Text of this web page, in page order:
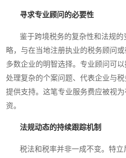
寻求专业顾问的必要性
鉴于跨境税务的复杂性和法规的
略，与在当地注册执业的税务顾问
多数企业的明智选择。专业顾问可以
处理复杂的个案问题、代表企业与
提供支持。这笔专业服务费应被视
资。
法规动态的持续跟踪机制
税法和税率并非一成不变。特立